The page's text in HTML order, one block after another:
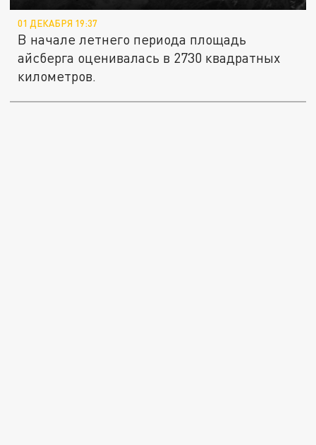
01 ДЕКАБРЯ 19:37
В начале летнего периода площадь
айсберга оценивалась в 2730 квадратных
километров.